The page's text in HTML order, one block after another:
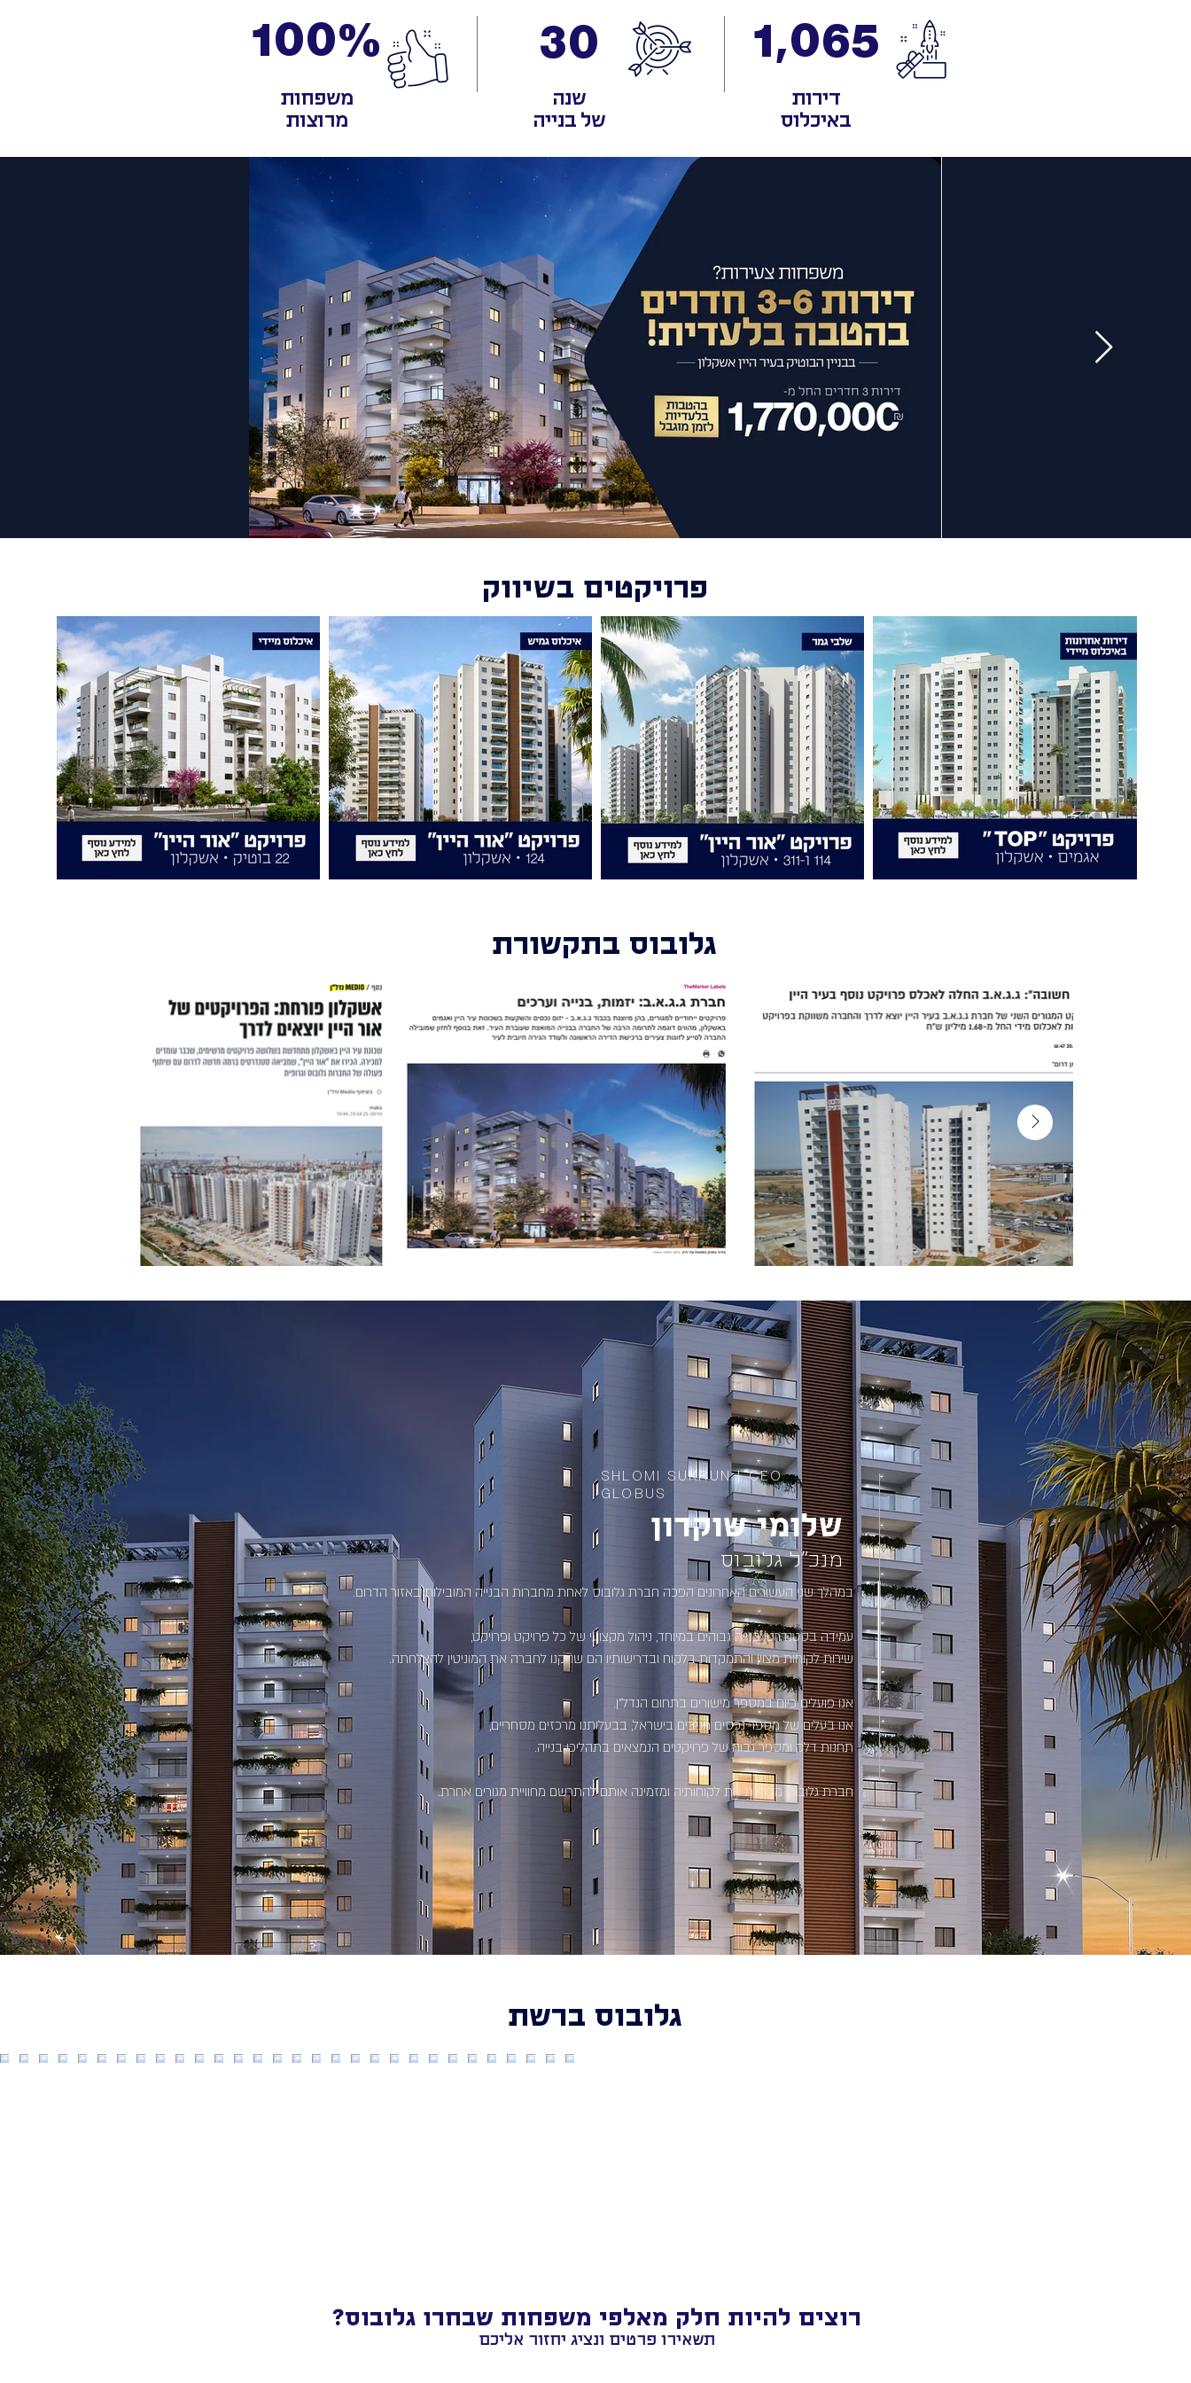
100%
משפחות
מרוצות
30
שנה
של בנייה
1,065
דירות
באיכלוס
פרויקטים בשיווק
גלובוס בתקשורת
SHLOMI SUKRUN | CEO
GLOBUS
שלומי שוקרון
מנכ"ל גלובוס
במהלך שני העשורים האחרונים הפכה חברת גלובוס לאחת מחברות הבנייה המובילות באזור הדרום.
עמידה בסטנדרטי בנייה גבוהים במיוחד, ניהול מקצועי של כל פרויקט ופרויקט,
שירות לקוחות מצוין והתמקדות בלקוח ובדרישותיו הם שהקנו לחברה את המוניטין להצלחתה.
אנו פועלים כיום במספר מישורים בתחום הנדל”ן.
אנו בעלים של מספר נכסים מניבים בישראל, בבעלותנו מרכזים מסחריים,
תחנות דלק ומספר גבוה של פרויקטים הנמצאים בתהליכי בנייה.
חברת גלובוס מברכת את לקוחותיה ומזמינה אותם להתרשם מחוויית מגורים אחרת.
גלובוס ברשת
רוצים להיות חלק מאלפי משפחות שבחרו גלובוס?
תשאירו פרטים ונציג יחזור אליכם